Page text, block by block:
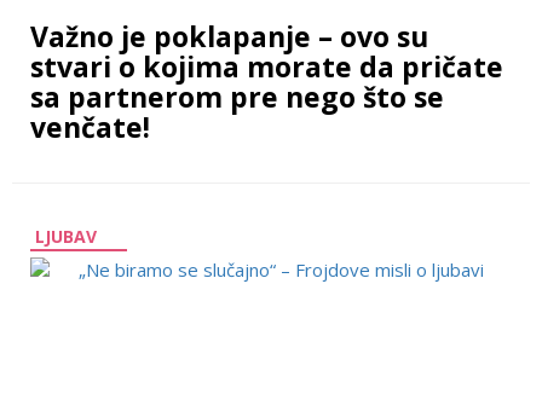
Važno je poklapanje – ovo su
stvari o kojima morate da pričate
sa partnerom pre nego što se
venčate!
LJUBAV